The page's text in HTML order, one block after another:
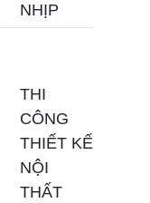
NHỊP
THI
CÔNG
THIẾT KẾ
NỘI
THẤT